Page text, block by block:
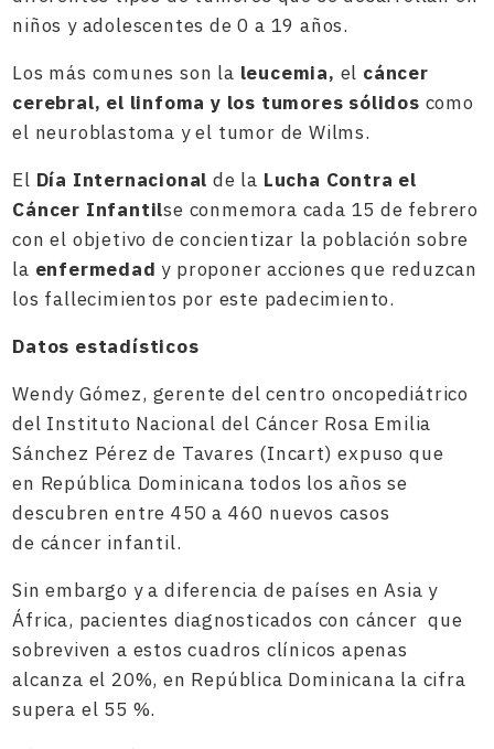
niños y adolescentes de 0 a 19 años.
Los más comunes son la leucemia, el cáncer
cerebral, el linfoma y los tumores sólidos como
el neuroblastoma y el tumor de Wilms.
El Día Internacional de la Lucha Contra el
Cáncer Infantilse conmemora cada 15 de febrero
con el objetivo de concientizar la población sobre
la enfermedad y proponer acciones que reduzcan
los fallecimientos por este padecimiento.
Datos estadísticos
Wendy Gómez, gerente del centro oncopediátrico
del Instituto Nacional del Cáncer Rosa Emilia
Sánchez Pérez de Tavares (Incart) expuso que
en República Dominicana todos los años se
descubren entre 450 a 460 nuevos casos
de cáncer infantil.
Sin embargo y a diferencia de países en Asia y
África, pacientes diagnosticados con cáncer que
sobreviven a estos cuadros clínicos apenas
alcanza el 20%, en República Dominicana la cifra
supera el 55 %.